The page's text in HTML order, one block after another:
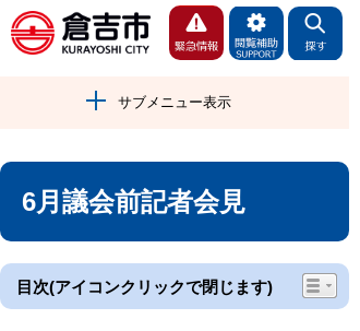
サブメニュー表示
6月議会前記者会見
目次(アイコンクリックで閉じます)